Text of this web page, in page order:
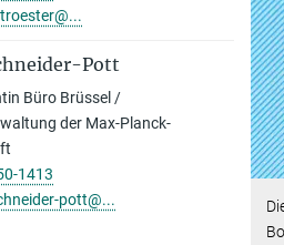
Pott
Büro Brüssel /
der Max-Planck-
1413
pott@...